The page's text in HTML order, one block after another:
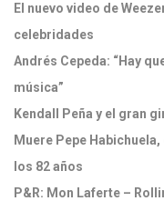
El nuevo video de
celebridades
Andrés Cepeda: “Hay
música”
Kendall Peña y el gran
Muere Pepe
los 82 años
P&R: Mon Laferte –